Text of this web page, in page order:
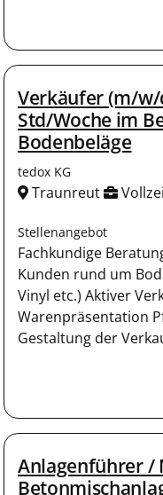
Verkäufer (m/w/
Std/Woche im
Bodenbeläge
tedox KG
Traunreut
Stellenangebot
Fachkundige
Kunden rund um
Vinyl etc.) Aktiver
Warenpräsentation
Gestaltung der
Anlagenführer /